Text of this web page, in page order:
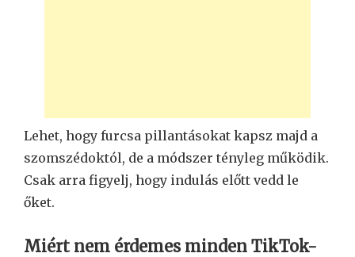
Lehet, hogy furcsa pillantásokat kapsz majd a
szomszédoktól, de a módszer tényleg működik.
Csak arra figyelj, hogy indulás előtt vedd le
őket.
Miért nem érdemes minden TikTok-